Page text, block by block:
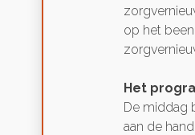
op het
Het
De middag
aan de